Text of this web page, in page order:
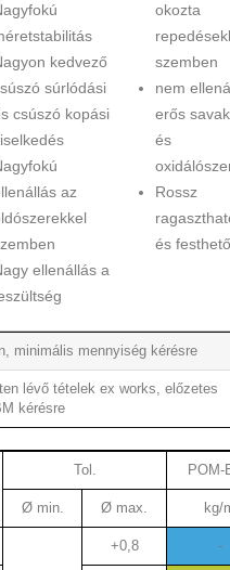
kedvező
súrlódási
csúszó kopási
az
ellenállás a
okozta
szemben
nem
erős
és
Rossz
és
minimális mennyiség kérésre
lévő tételek ex works, előzetes
kérésre
Tol. POM-
Ø min. Ø max. kg/
+0,8 -